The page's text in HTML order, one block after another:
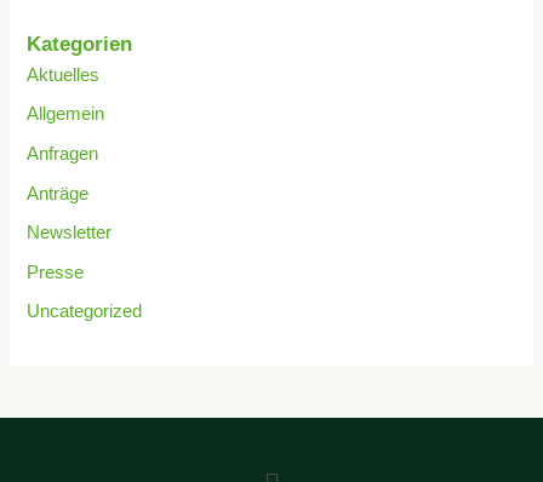
Kategorien
Aktuelles
Allgemein
Anfragen
Anträge
Newsletter
Presse
Uncategorized